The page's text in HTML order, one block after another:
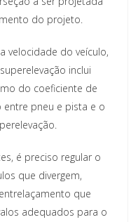
do projeto.
velocidade do veículo,
inclui
do coeficiente de
entre pneu e pista e o
é preciso regular o
que divergem,
que
adequados para o